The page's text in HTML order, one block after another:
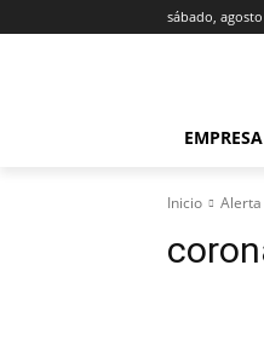
sábado,
EMPRESA
Inicio Alerta